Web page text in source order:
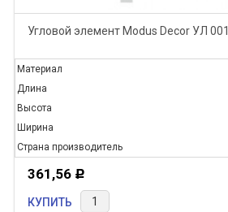
Угловой элемент Modus Decor УЛ 001
Материал
Длина
Высота
Ширина
Страна производитель
361,56 Р
КУПИТЬ